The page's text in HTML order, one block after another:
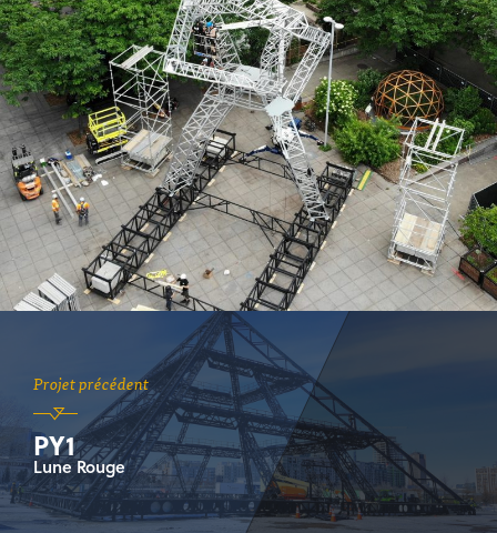
Projet précédent
PY1
Lune Rouge